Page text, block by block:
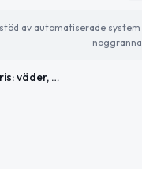
av automatiserade
Dagens snabbrepris: väder, evenemang och internationella nyheter